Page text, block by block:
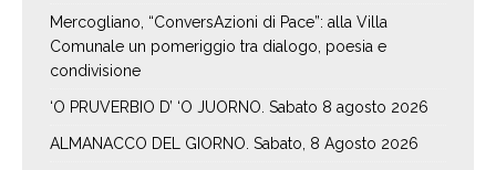
Mercogliano, “ConversAzioni di Pace”: alla Villa
Comunale un pomeriggio tra dialogo, poesia e
condivisione
‘O PRUVERBIO D’ ‘O JUORNO. Sabato 8 agosto 2026
ALMANACCO DEL GIORNO. Sabato, 8 Agosto 2026